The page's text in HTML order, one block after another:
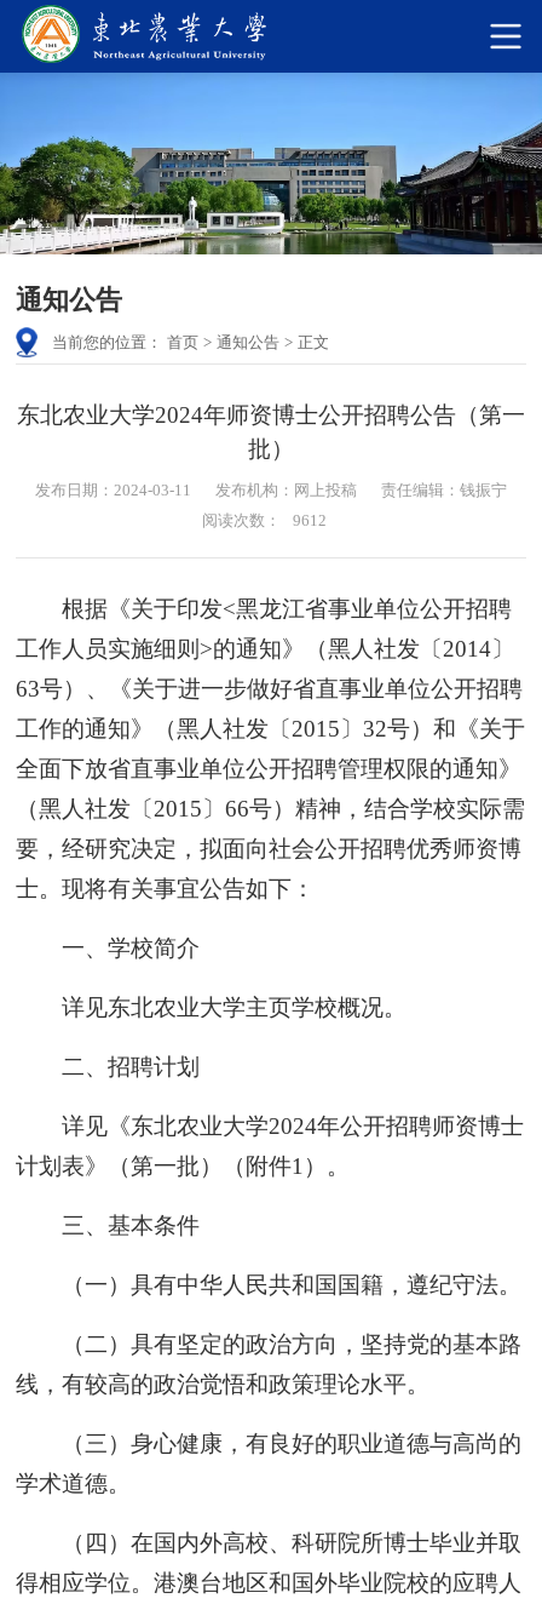
通知公告
当前您的位置： 首页 > 通知公告 > 正文
东北农业大学2024年师资博士公开招聘公告（第一
批）
发布日期：2024-03-11 发布机构：网上投稿
责任编辑：钱振宁
阅读次数：
9612
根据《关于印发<黑龙江省事业单位公开招聘
工作人员实施细则>的通知》（黑人社发〔2014〕
63号）、《关于进一步做好省直事业单位公开招聘
工作的通知》（黑人社发〔2015〕32号）和《关于
全面下放省直事业单位公开招聘管理权限的通知》
（黑人社发〔2015〕66号）精神，结合学校实际需
要，经研究决定，拟面向社会公开招聘优秀师资博
士。现将有关事宜公告如下：
一、学校简介
详见东北农业大学主页学校概况。
二、招聘计划
详见《东北农业大学2024年公开招聘师资博士
计划表》（第一批）（附件1）。
三、基本条件
（一）具有中华人民共和国国籍，遵纪守法。
（二）具有坚定的政治方向，坚持党的基本路
线，有较高的政治觉悟和政策理论水平。
（三）身心健康，有良好的职业道德与高尚的
学术道德。
（四）在国内外高校、科研院所博士毕业并取
得相应学位。港澳台地区和国外毕业院校的应聘人